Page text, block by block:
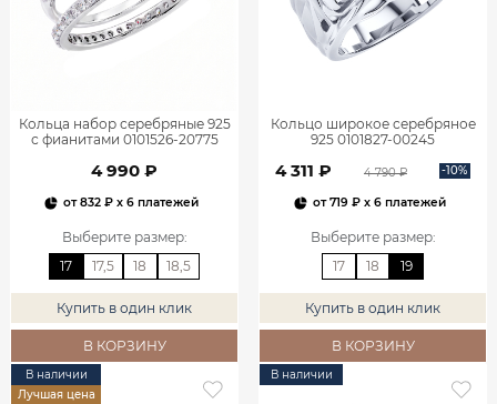
Кольца набор серебряные 925
с фианитами 0101526-20775
4 990 ₽
от832 ₽ x 6 платежей
Выберите размер:
17
17,5 18 18,5
Купить в один клик
В КОРЗИНУ
Кольцо широкое серебряное
925 0101827-00245
4 311 ₽ 4 790 ₽ -10%
от719 ₽ x 6 платежей
Выберите размер:
17
18 19
Купить в один клик
В КОРЗИНУ
В наличии
Лучшая цена
В наличии